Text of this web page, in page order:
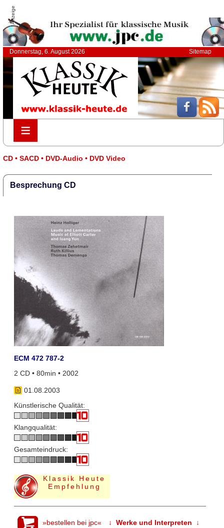
Anzeige
Donnerstag, 6. August 2026 Sitemap
≡
≡
CD • SACD • DVD-Audio • DVD Video
Besprechung CD
ECM 472 787-2
2 CD • 80min • 2002
01.08.2003
Künstlerische Qualität:
Klangqualität:
Gesamteindruck:
Klassik Heute
Empfehlung
»bestellen bei jpc« ↓ Werke und Interpreten ↓